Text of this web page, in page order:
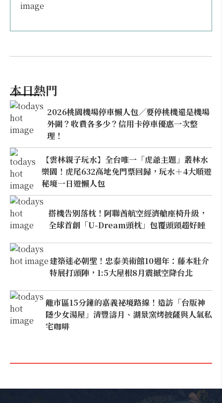
本日熱門
2026桃園機場停車懶人包／要停桃機還是機場
外圍？收費各多少？信用卡停車優惠一次整
理！
【雲林親子玩水】全台唯一「虎爺主題」叢林水
樂園！虎尾632高地免門票回歸，玩水＋4大順遊
秘境一日遊懶人包
搭機告別落枕！阿聯酋航空經濟艙座椅升級，
全球首創「U-Dream頭枕」包覆頭頸超好睡
建築迷必朝聖！忠泰美術館10週年：藤本壯介
特展打頭陣，1:5大屋根8月震撼空降台北
離市區15分鐘的嘉義祕境路線！造訪「台版神
隱少女湯屋」清豐濤月、湖景窯烤披薩與人氣私
宅咖啡